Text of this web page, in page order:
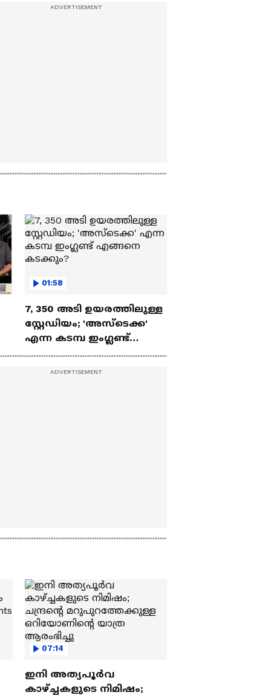
പേരിൽ ഓഫറുകൾ
01:58
7, 350 അടി ഉയരത്തിലുള്ള
സ്റ്റേഡിയം; 'അസ്‌ടെക്ക'
എന്ന കടമ്പ ഇംഗ്ലണ്ട്
എങ്ങനെ കടക്കും?
07:14
ഇനി അത്യപൂര്‍വ
കാഴ്ച്ചകളുടെ നിമിഷം;